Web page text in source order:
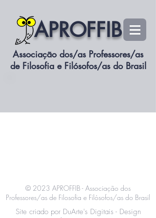
APROFFIB
Associação dos/as Professores/as
de Filosofia e Filósofos/as do Brasil
© 2023 APROFFIB - Associação dos
Professores/as de Filosofia e Filósofos/as do Brasil
Site criado por DuArte's Digitais - Design